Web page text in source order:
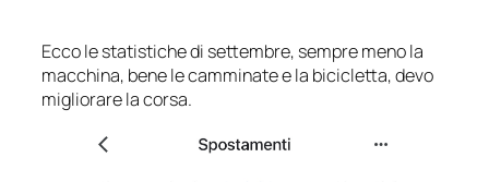
Ecco le statistiche di settembre, sempre meno la
macchina, bene le camminate e la bicicletta, devo
migliorare la corsa.